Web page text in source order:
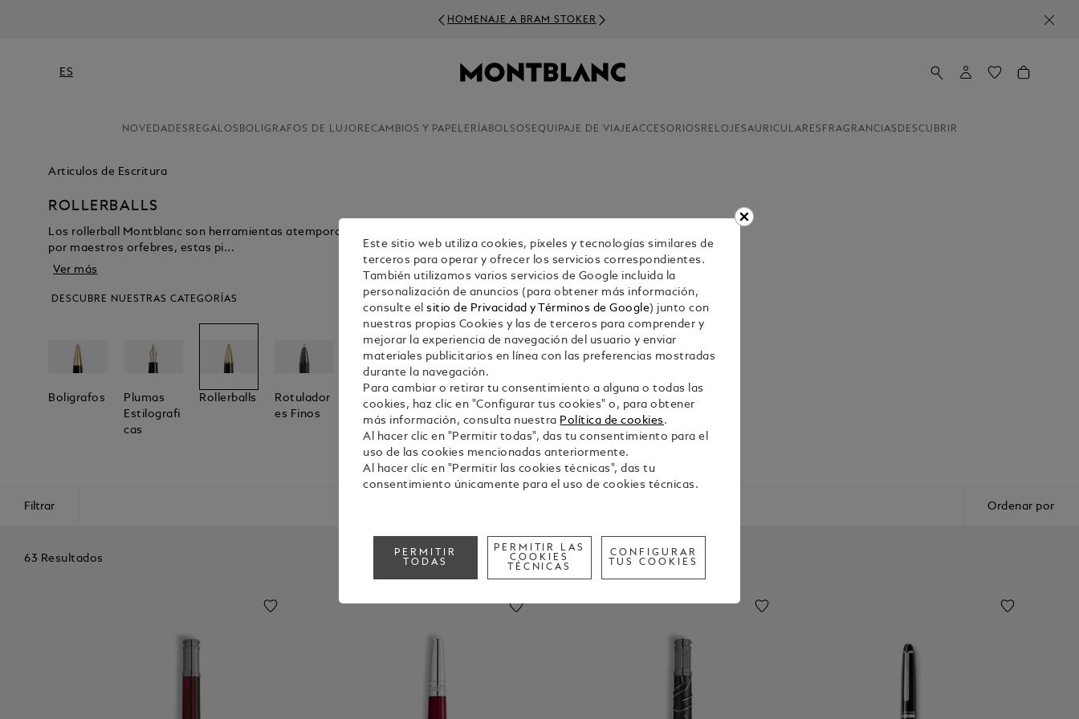
HOMENAJE A BRAM STOKER
ES
NOVEDADES REGALOS BOLIGRAFOS DE LUJO RECAMBIOS Y PAPELERÍA BOLSOS EQUIPAJE DE VIAJEACCESORIOS RELOJESAURICULARES FRAGRANCIAS DESCUBRIR
Articulos de Escritura
ROLLERBALLS
Los rollerball Montblanc son herramientas atemporales para negocios, notas personales y cartas. Elaborados en Hamburgo
por maestros orfebres, estas pi...
Ver más
DESCUBRE NUESTRAS CATEGORÍAS
Boligrafos
Plumas
Estilografi
Cas
Rollerballs
Rotulador
Es Finos
Plumas De
Caligrafia
Portamina
Coleccion
Creators
&
Visionarie
Filtrar Ordenar por
63 Resultados
Este sitio web utiliza cookies, píxeles y tecnologías similares de
terceros para operar y ofrecer los servicios correspondientes.
También utilizamos varios servicios de Google incluida la
personalización de anuncios (para obtener más información,
consulte elsitio de Privacidad y Términos de Google) junto con
nuestras propias Cookies y las de terceros para comprender y
mejorar la experiencia de navegación del usuario y enviar
materiales publicitarios en línea con las preferencias mostradas
durante la navegación.
Para cambiar o retirar tu consentimiento a alguna o todas las
cookies, haz clic en "Configurar tus cookies" o, para obtener
más información, consulta nuestra Política de cookies.
Al hacer clic en "Permitir todas", das tu consentimiento para el
uso de las cookies mencionadas anteriormente.
Al hacer clic en "Permitir las cookies técnicas", das tu
consentimiento únicamente para el uso de cookies técnicas.
PERMITIR
TODAS
PERMITIR LAS
COOKIES
TÉCNICAS
CONFIGURAR
TUS COOKIES